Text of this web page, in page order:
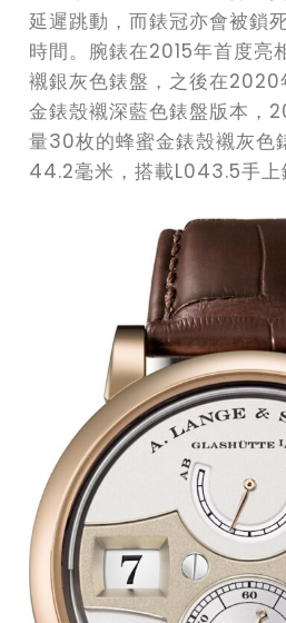
延遲跳動，而錶冠亦會被鎖
時間。腕錶在2015年首度亮
襯銀灰色錶盤，之後在
金錶殼襯深藍色錶盤版本，
量30枚的蜂蜜金錶殼襯灰色
44.2毫米，搭載L043.5手上